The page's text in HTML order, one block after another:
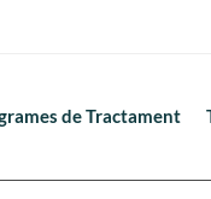
de Tractament